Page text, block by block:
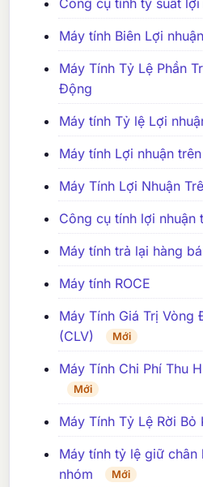
Máy tính Biên Lợi
Máy Tính Tỷ Lệ Phần
Động
Máy tính Tỷ lệ Lợi
Máy tính Lợi nhuận
Máy Tính Lợi Nhuận
Công cụ tính lợi nhuận
Máy tính trả lại hàng
Máy tính ROCE
Máy Tính Giá Trị Vòng
(CLV)
Mới
Máy Tính Chi Phí Thu
Mới
Máy Tính Tỷ Lệ Rời Bỏ
Máy tính tỷ lệ giữ chân
nhóm
Mới